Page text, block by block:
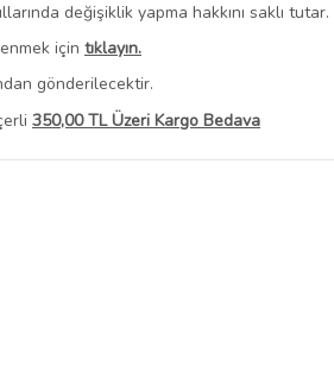
değişiklik yapma hakkını saklı tutar.
için tıklayın.
gönderilecektir.
350,00 TL Üzeri Kargo Bedava